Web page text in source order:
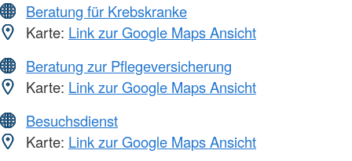
Beratung für Krebskranke
Karte: Link zur Google Maps Ansicht
Beratung zur Pflegeversicherung
Karte: Link zur Google Maps Ansicht
Besuchsdienst
Karte: Link zur Google Maps Ansicht